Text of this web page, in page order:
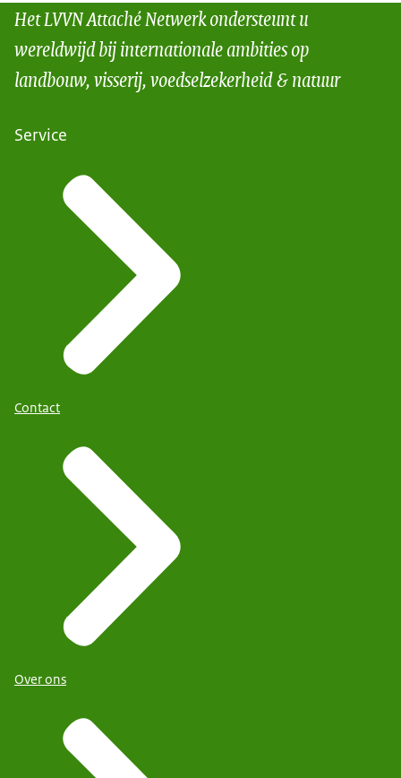
Het LVVN Attaché Netwerk ondersteunt u
wereldwijd bij internationale ambities op
landbouw, visserij, voedselzekerheid & natuur
Service
Contact
Over ons